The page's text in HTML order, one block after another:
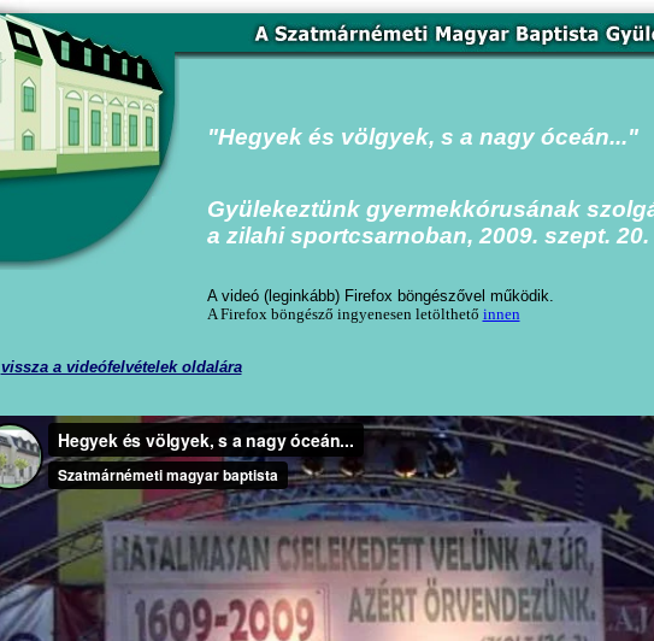
"Hegyek és völgyek, s a nagy óceán..."
Gyülekeztünk gyermekkórusának
a zilahi sportcsarnoban, 2009. szept. 20.
A videó (leginkább) Firefox böngészővel működik.
A Firefox böngésző ingyenesen letölthető innen
vissza a videófelvételek oldalára